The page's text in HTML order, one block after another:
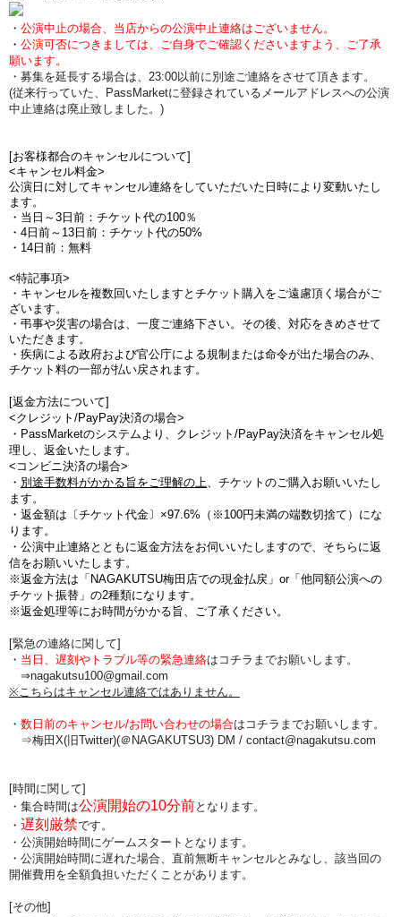
・ 公演中止の場合、当店からの公演中止連絡はございません。
・ 公演可否につきましては、ご自身でご確認くださいますよう、ご了承
願います。
・募集を延長する場合は、23:00以前に別途ご連絡をさせて頂きます。
(従来行っていた、PassMarketに登録されているメールアドレスへの公演
中止連絡は廃止致しました。)
[お客様都合のキャンセルについて]
<キャンセル料金>
公演日に対してキャンセル連絡をしていただいた日時により変動いたし
ます。
・当日～3日前：チケット代の100％
・4日前～13日前：チケット代の50%
・14日前：無料
<特記事項>
・キャンセルを複数回いたしますとチケット購入をご遠慮頂く場合がご
ざいます。
・弔事や災害の場合は、一度ご連絡下さい。その後、対応をきめさせて
いただきます。
・疾病による政府および官公庁による規制または命令が出た場合のみ、
チケット料の一部が払い戻されます。
[返金方法について]
<クレジット/PayPay決済の場合>
・PassMarketのシステムより、クレジット/PayPay決済をキャンセル処
理し、返金いたします。
<コンビニ決済の場合>
・ 別途手数料がかかる旨をご理解の上、チケットのご購入お願いいたし
ます。
・ 返金額は〔チケット代金〕×97.6%（※100円未満の端数切捨て ）にな
ります。
・公演中止連絡とともに返金方法をお伺いいたしますので、そちらに返
信をお願いいたします。
※返金方法は「NAGAKUTSU梅田店での現金払戻」or「他同額公演への
チケット振替」の2種類になります。
※返金処理等にお時間がかかる旨、ご了承ください。
[緊急の連絡に関して]
・ 当日、遅刻やトラブル等の緊急連絡はコチラまでお願いします。
⇒nagakutsu100@gmail.com
※こちらはキャンセル連絡ではありません。
・ 数日前のキャンセル/お問い合わせの場合は コチラまでお願いします。
⇒梅田X(旧Twitter)(＠NAGAKUTSU3) DM / contact@nagakutsu.com
[時間に関して]
・集合時間は公演開始の10分前となります。
・ 遅刻厳禁です。
・公演開始時間にゲームスタートとなります。
・公演開始時間に遅れた場合、直前無断キャンセルとみなし、該当回の
開催費用を全額負担いただくことがあります。
[その他]